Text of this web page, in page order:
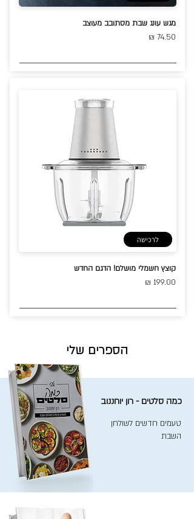
מגש עונג שבת מסתובב מעוצב
74.50 ₪
לרכישה
קוצץ חשמלי מושלם! הדגם החדש
199.00 ₪
הספרים שלי
כמה סלטים - רון יוחננוב
טעמים חדשים לשולחן
השבת